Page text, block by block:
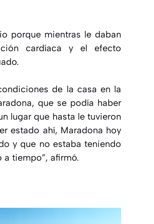
porque mientras le daban
cardíaca y el efecto
de la casa en la
que se podía haber
lugar que hasta le tuvieron
estado ahí, Maradona hoy
y que no estaba teniendo
tiempo”, afirmó.